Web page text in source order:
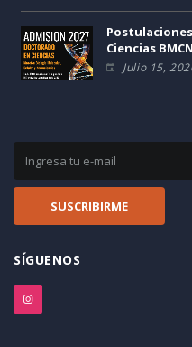
Ciencias BMCN
Julio 15,
SÍGUENOS